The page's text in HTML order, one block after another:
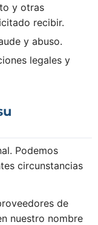
y otras
recibir.
y abuso.
legales y
Podemos
circunstancias
de
nuestro nombre